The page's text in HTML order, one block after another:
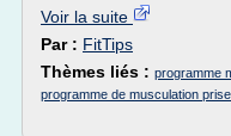
Voir la suite
Par : FitTips
Thèmes liés : programme
programme de musculation